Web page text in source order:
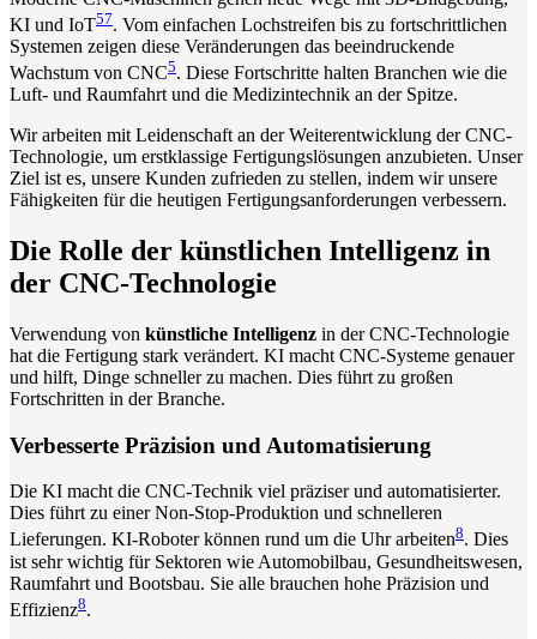
KI und IoT57. Vom einfachen Lochstreifen bis zu fortschrittlichen
Systemen zeigen diese Veränderungen das beeindruckende
Wachstum von CNC5. Diese Fortschritte halten Branchen wie die
Luft- und Raumfahrt und die Medizintechnik an der Spitze.
Wir arbeiten mit Leidenschaft an der Weiterentwicklung der CNC-
Technologie, um erstklassige Fertigungslösungen anzubieten. Unser
Ziel ist es, unsere Kunden zufrieden zu stellen, indem wir unsere
Fähigkeiten für die heutigen Fertigungsanforderungen verbessern.
Die Rolle der künstlichen Intelligenz in
der CNC-Technologie
Verwendung von künstliche Intelligenz in der CNC-Technologie
hat die Fertigung stark verändert. KI macht CNC-Systeme genauer
und hilft, Dinge schneller zu machen. Dies führt zu großen
Fortschritten in der Branche.
Verbesserte Präzision und Automatisierung
Die KI macht die CNC-Technik viel präziser und automatisierter.
Dies führt zu einer Non-Stop-Produktion und schnelleren
Lieferungen. KI-Roboter können rund um die Uhr arbeiten8. Dies
ist sehr wichtig für Sektoren wie Automobilbau, Gesundheitswesen,
Raumfahrt und Bootsbau. Sie alle brauchen hohe Präzision und
Effizienz8.